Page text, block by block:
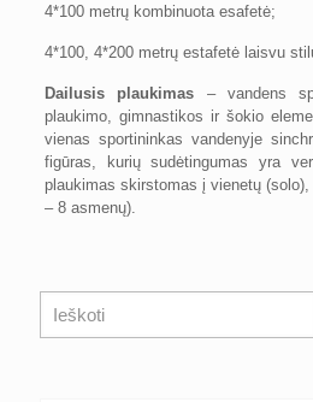
4*100 metrų kombinuota esafetė;
4*100, 4*200 metrų estafetė laisvu
Dailusis plaukimas – vandens
plaukimo, gimnastikos ir šokio
vienas sportininkas vandenyje
figūras, kurių sudėtingumas yra
plaukimas skirstomas į vienetų
– 8 asmenų).
Paieška